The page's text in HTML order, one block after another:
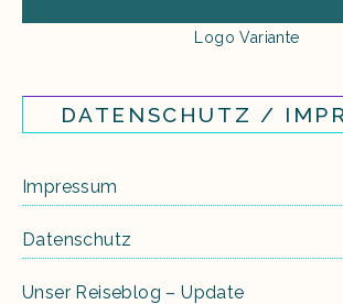
Logo Variante
DATENSCHUTZ /
Impressum
Datenschutz
Unser Reiseblog – Update